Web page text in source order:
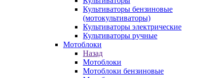
Культиваторы бензиновые
(мотокультиваторы)
Культиваторы электрические
Культиваторы ручные
Мотоблоки
Назад
Мотоблоки
Мотоблоки бензиновые